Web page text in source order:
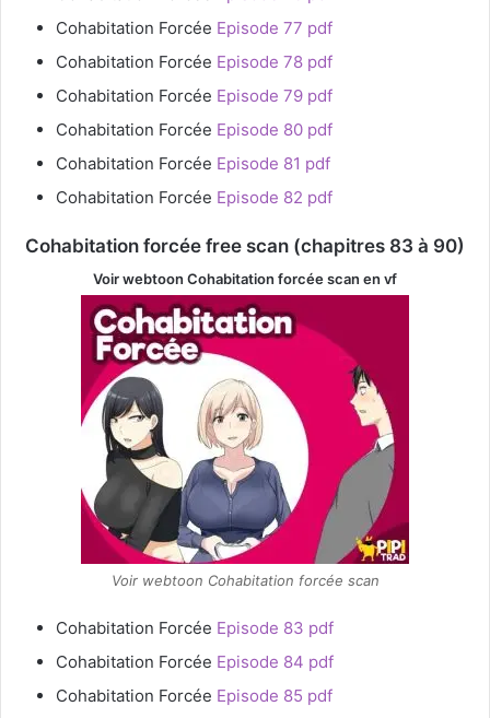
Cohabitation Forcée Episode 77 pdf
Cohabitation Forcée Episode 78 pdf
Cohabitation Forcée Episode 79 pdf
Cohabitation Forcée Episode 80 pdf
Cohabitation Forcée Episode 81 pdf
Cohabitation Forcée Episode 82 pdf
Cohabitation forcée free scan (chapitres 83 à 90)
Voir webtoon Cohabitation forcéescan en vf
Voir webtoon Cohabitation forcée scan
Cohabitation Forcée Episode 83 pdf
Cohabitation Forcée Episode 84 pdf
Cohabitation Forcée Episode 85 pdf